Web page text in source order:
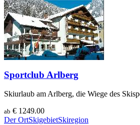
Sportclub Arlberg
Skiurlaub am Arlberg, die Wiege des
ab € 1249.00
Der OrtSkigebietSkiregion